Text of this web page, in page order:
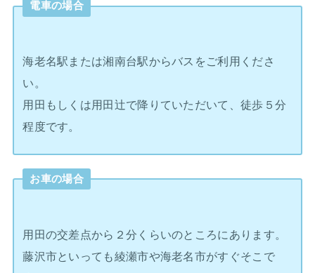
電車の場合
海老名駅または湘南台駅からバスをご利用くださ
い。
用田もしくは用田辻で降りていただいて、徒歩５分
程度です。
お車の場合
用田の交差点から２分くらいのところにあります。
藤沢市といっても綾瀬市や海老名市がすぐそこで